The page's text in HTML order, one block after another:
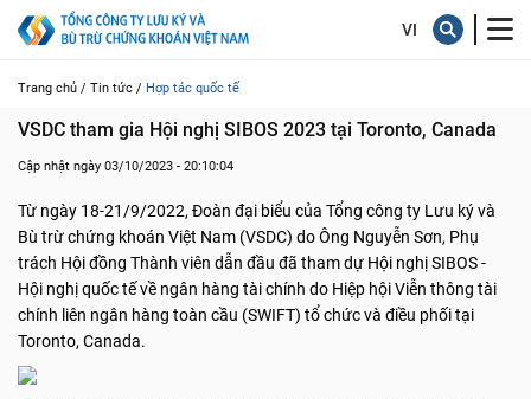
Trang chủ / Tin tức / Hợp tác quốc tế
VSDC tham gia Hội nghị SIBOS 2023 tại Toronto, Canada
Cập nhật ngày 03/10/2023 - 20:10:04
Từ ngày 18-21/9/2022, Đoàn đại biểu của Tổng công ty Lưu ký và
Bù trừ chứng khoán Việt Nam (VSDC) do Ông Nguyễn Sơn, Phụ
trách Hội đồng Thành viên dẫn đầu đã tham dự Hội nghị SIBOS -
Hội nghị quốc tế về ngân hàng tài chính do Hiệp hội Viễn thông tài
chính liên ngân hàng toàn cầu (SWIFT) tổ chức và điều phối tại
Toronto, Canada.